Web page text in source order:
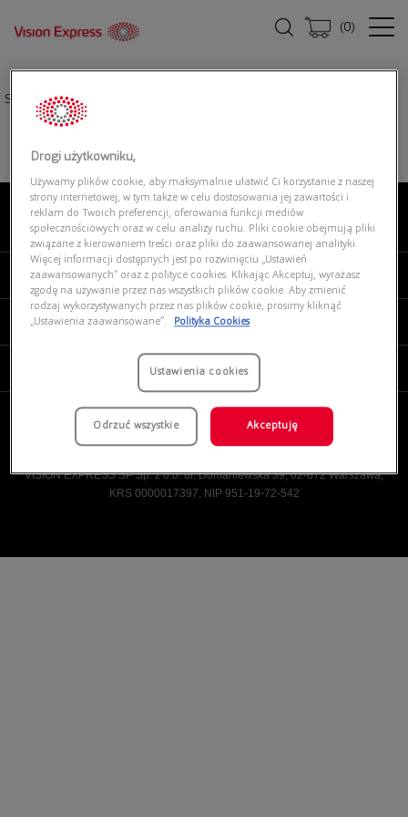
(0)
Strona główna|
O NAS
MOJE VISION EXPRESS
PRODUKTY I USŁUGI
VISION EXPRESS SP Sp. z o.o. ul. Domaniewska 39, 02-672 Warszawa,
KRS 0000017397, NIP 951-19-72-542
Drogi użytkowniku,
Używamy plików cookie, aby maksymalnie ułatwić Ci korzystanie z naszej
strony internetowej, w tym także w celu dostosowania jej zawartości i
reklam do Twoich preferencji, oferowania funkcji mediów
społecznościowych oraz w celu analizy ruchu. Pliki cookie obejmują pliki
związane z kierowaniem treści oraz pliki do zaawansowanej analityki.
Więcej informacji dostępnych jest po rozwinięciu „Ustawień
zaawansowanych” oraz z polityce cookies. Klikając Akceptuj, wyrażasz
zgodę na używanie przez nas wszystkich plików cookie. Aby zmienić
rodzaj wykorzystywanych przez nas plików cookie, prosimy kliknąć
„Ustawienia zaawansowane”.
Polityka Cookies
Ustawienia cookies
Odrzuć wszystkie Akceptuję